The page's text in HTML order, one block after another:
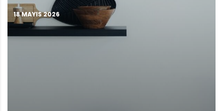
18 MAYIS 2026